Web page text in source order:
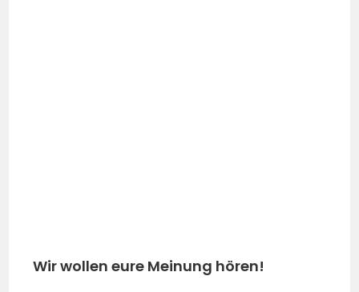
Wir wollen eure Meinung hören!